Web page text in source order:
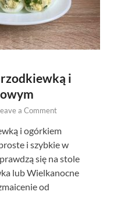
i
a Comment
i ogórkiem
i szybkie w
się na stole
lub Wielkanocne
od